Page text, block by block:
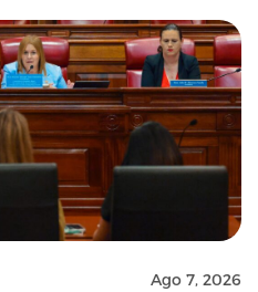
Ago 7, 2026